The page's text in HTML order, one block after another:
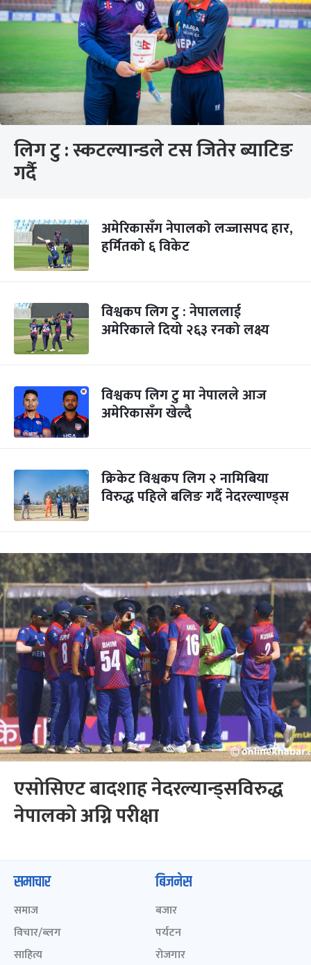
लिग टु : स्कटल्यान्डले टस जितेर ब्याटिङ
गर्दै
अमेरिकासँग नेपालको लज्जासपद हार,
हर्मितको ६ विकेट
विश्वकप लिग टु : नेपाललाई
अमेरिकाले दियो २६३ रनको लक्ष्य
विश्वकप लिग टु मा नेपालले आज
अमेरिकासँग खेल्दै
क्रिकेट विश्वकप लिग २ नामिबिया
विरुद्ध पहिले बलिङ गर्दै नेदरल्याण्ड्स
एसोसिएट बादशाह नेदरल्यान्ड्सविरुद्ध
नेपालको अग्नि परीक्षा
समाचार
समाज
विचार/ब्लग
साहित्य
बिजनेस
बजार
पर्यटन
रोजगार